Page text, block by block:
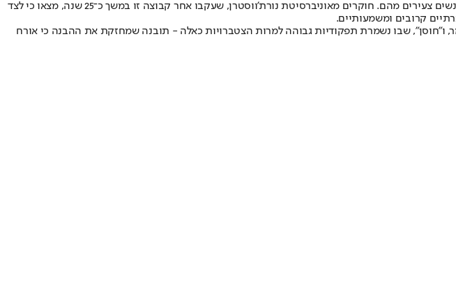
ממצאים אלה נתמכים גם במחקרי אורך על "סופר־אייג’רס" - מבוגרים בני 80 ומעלה ששומרים על זיכרון ברמה של אנשים צעירים מהם. חוקרים מאוניברסיטת נורת’ווסטרן, שעקבו אחר קבוצה זו במשך כ־25 שנה, מצאו כי לצד
קרובים ומשמעותיים.
ו"חוסן", שבו נשמרת תפקודיות גבוהה למרות הצטברויות כאלה - תובנה שמחזקת את ההבנה כי אורח